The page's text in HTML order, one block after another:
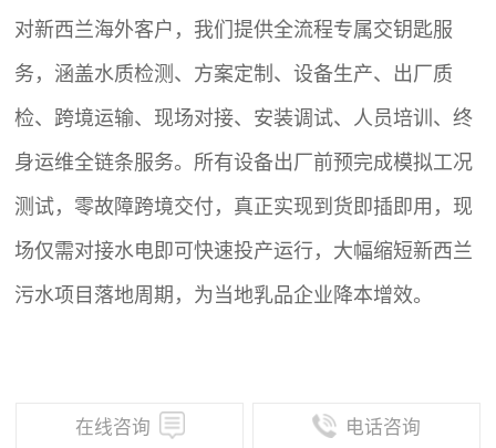
对新西兰海外客户，我们提供全流程专属交钥匙服
务，涵盖水质检测、方案定制、设备生产、出厂质
检、跨境运输、现场对接、安装调试、人员培训、终
身运维全链条服务。所有设备出厂前预完成模拟工况
测试，零故障跨境交付，真正实现到货即插即用，现
场仅需对接水电即可快速投产运行，大幅缩短新西兰
污水项目落地周期，为当地乳品企业降本增效。
在线咨询 电话咨询